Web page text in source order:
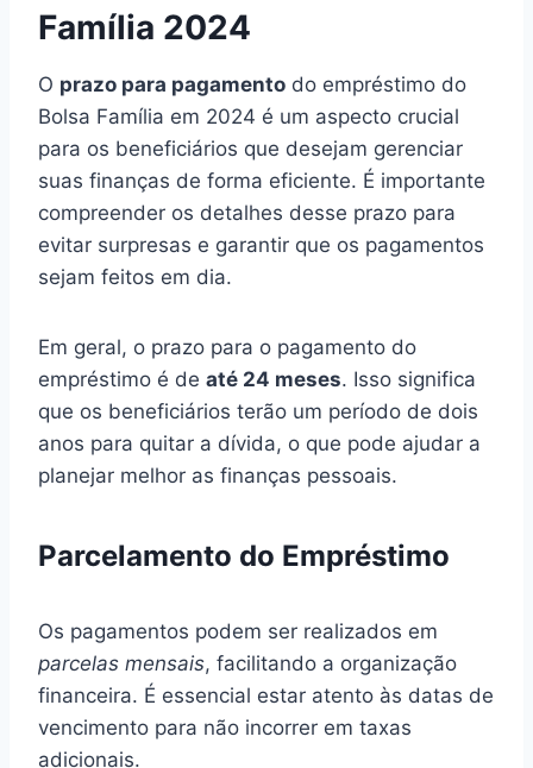
Família 2024
O prazo para pagamento do empréstimo do
Bolsa Família em 2024 é um aspecto crucial
para os beneficiários que desejam gerenciar
suas finanças de forma eficiente. É importante
compreender os detalhes desse prazo para
evitar surpresas e garantir que os pagamentos
sejam feitos em dia.
Em geral, o prazo para o pagamento do
empréstimo é de até 24 meses. Isso significa
que os beneficiários terão um período de dois
anos para quitar a dívida, o que pode ajudar a
planejar melhor as finanças pessoais.
Parcelamento do Empréstimo
Os pagamentos podem ser realizados em
parcelas mensais, facilitando a organização
financeira. É essencial estar atento às datas de
vencimento para não incorrer em taxas
adicionais.